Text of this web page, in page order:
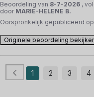
Beoordeling van 8-7-2026 ,
door MARIE-HELENE B.
Oorspronkelijk gepubliceerd
Originele beoordeling
1 2 3 4